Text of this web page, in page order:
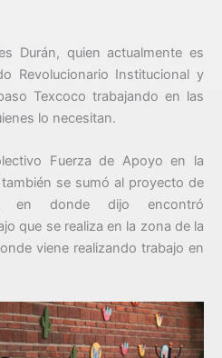
Durán, quien actualmente es
Revolucionario Institucional y
Texcoco trabajando en las
lo necesitan.
Fuerza de Apoyo en la
se sumó al proyecto de
en donde dijo encontró
que se realiza en la zona de la
viene realizando trabajo en